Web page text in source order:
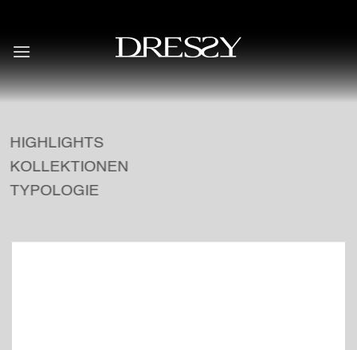
content
HIGHLIGHTS
KOLLEKTIONEN
TYPOLOGIE